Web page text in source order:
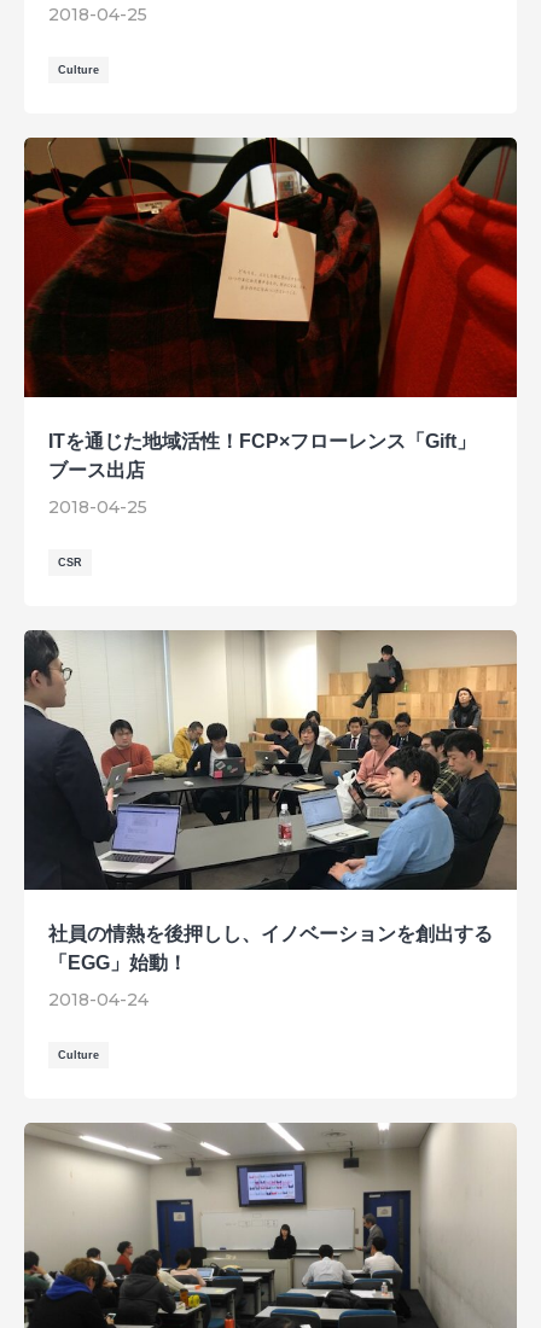
2018-04-25
Culture
ITを通じた地域活性！FCP×フローレンス「Gift」
ブース出店
2018-04-25
CSR
社員の情熱を後押しし、イノベーションを創出する
「EGG」始動！
2018-04-24
Culture